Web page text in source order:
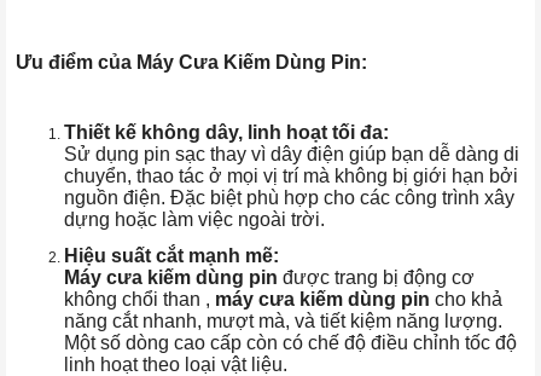
Ưu điểm của Máy Cưa Kiếm Dùng Pin:
Thiết kế không dây, linh hoạt tối đa:
Sử dụng pin sạc thay vì dây điện giúp bạn dễ dàng di
chuyển, thao tác ở mọi vị trí mà không bị giới hạn bởi
nguồn điện. Đặc biệt phù hợp cho các công trình xây
dựng hoặc làm việc ngoài trời.
Hiệu suất cắt mạnh mẽ:
Máy cưa kiếm dùng pin được trang bị động cơ
không chổi than , máy cưa kiếm dùng pin cho khả
năng cắt nhanh, mượt mà, và tiết kiệm năng lượng.
Một số dòng cao cấp còn có chế độ điều chỉnh tốc độ
linh hoạt theo loại vật liệu.